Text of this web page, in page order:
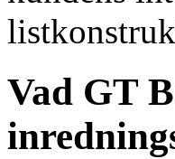
Vad GT